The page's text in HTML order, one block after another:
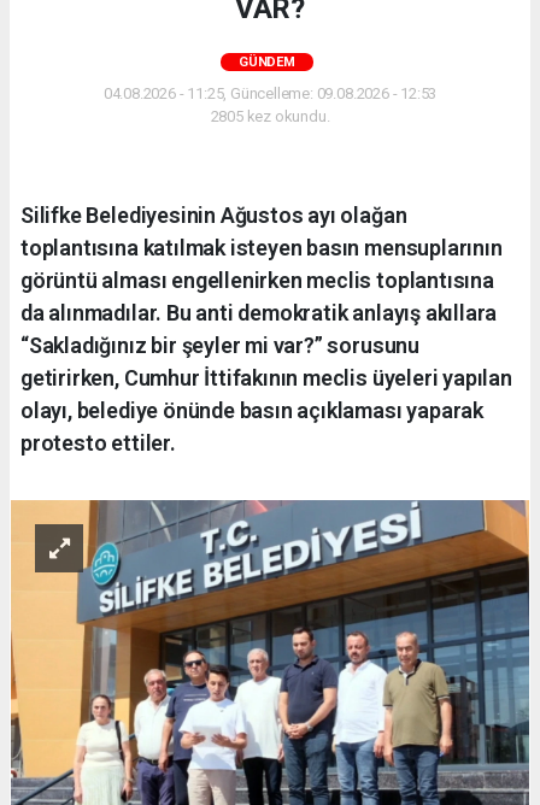
VAR?
GÜNDEM
04.08.2026 - 11:25, Güncelleme: 09.08.2026 - 12:53
2805 kez okundu.
Silifke Belediyesinin Ağustos ayı olağan
toplantısına katılmak isteyen basın mensuplarının
görüntü alması engellenirken meclis toplantısına
da alınmadılar. Bu anti demokratik anlayış akıllara
“Sakladığınız bir şeyler mi var?” sorusunu
getirirken, Cumhur İttifakının meclis üyeleri yapılan
olayı, belediye önünde basın açıklaması yaparak
protesto ettiler.